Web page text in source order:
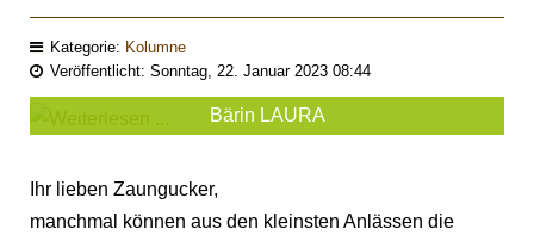
Kategorie: Kolumne
Veröffentlicht: Sonntag, 22. Januar 2023 08:44
Bärin LAURA
Ihr lieben Zaungucker,
manchmal können aus den kleinsten Anlässen die